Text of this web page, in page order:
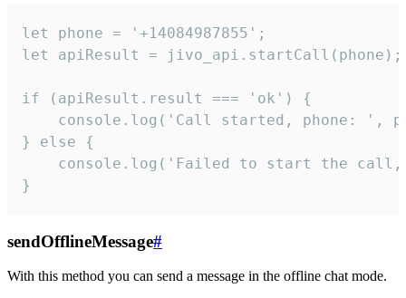
let phone = '+14084987855';
let apiResult = jivo_api.startCall(phone);
if (apiResult.result === 'ok') {
console.log('Call started, phone: ',
} else {
console.log('Failed to start the
}
sendOfflineMessage#
With this method you can send a message in the offline chat mode.